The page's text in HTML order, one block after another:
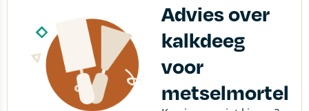
Advies over
kalkdeeg
voor
metselmortel